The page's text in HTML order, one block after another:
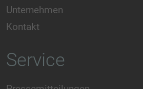
Unternehmen
Kontakt
Service